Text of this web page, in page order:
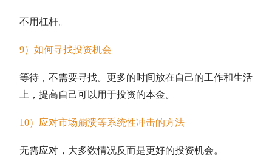
不用杠杆。
9）如何寻找投资机会
等待，不需要寻找。更多的时间放在自己的工作和生活
上，提高自己可以用于投资的本金。
10）应对市场崩溃等系统性冲击的方法
无需应对，大多数情况反而是更好的投资机会。